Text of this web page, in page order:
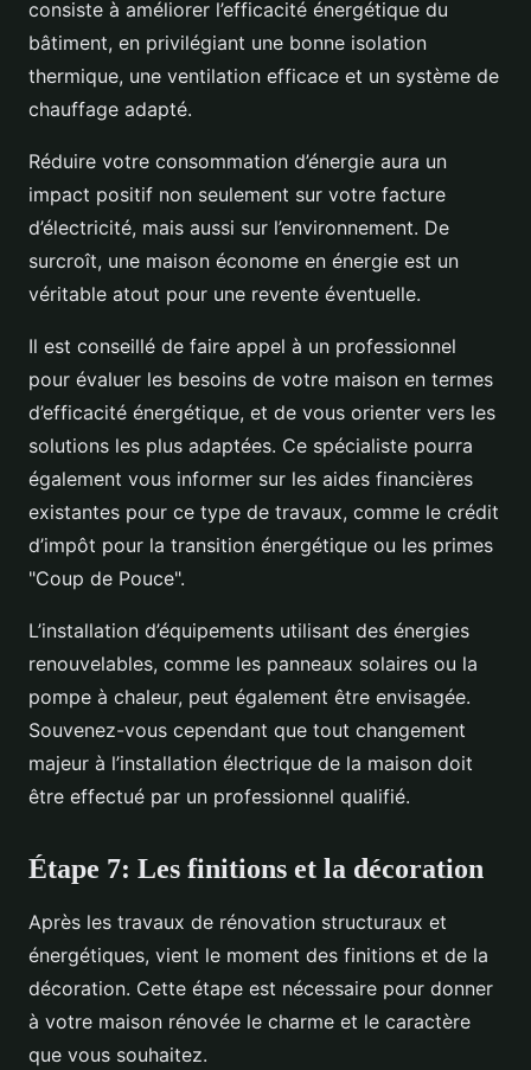
consiste à améliorer l’efficacité énergétique du
bâtiment, en privilégiant une bonne isolation
thermique, une ventilation efficace et un système de
chauffage adapté.
Réduire votre consommation d’énergie aura un
impact positif non seulement sur votre facture
d’électricité, mais aussi sur l’environnement. De
surcroît, une maison économe en énergie est un
véritable atout pour une revente éventuelle.
Il est conseillé de faire appel à un professionnel
pour évaluer les besoins de votre maison en termes
d’efficacité énergétique, et de vous orienter vers les
solutions les plus adaptées. Ce spécialiste pourra
également vous informer sur les aides financières
existantes pour ce type de travaux, comme le crédit
d’impôt pour la transition énergétique ou les primes
"Coup de Pouce".
L’installation d’équipements utilisant des énergies
renouvelables, comme les panneaux solaires ou la
pompe à chaleur, peut également être envisagée.
Souvenez-vous cependant que tout changement
majeur à l’installation électrique de la maison doit
être effectué par un professionnel qualifié.
Étape 7: Les finitions et la décoration
Après les travaux de rénovation structuraux et
énergétiques, vient le moment des finitions et de la
décoration. Cette étape est nécessaire pour donner
à votre maison rénovée le charme et le caractère
que vous souhaitez.